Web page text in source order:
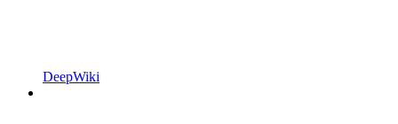
DeepWiki